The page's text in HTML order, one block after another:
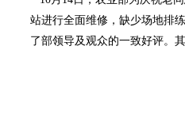
站进行全面维修，缺少场地排
了部领导及观众的一致好评。